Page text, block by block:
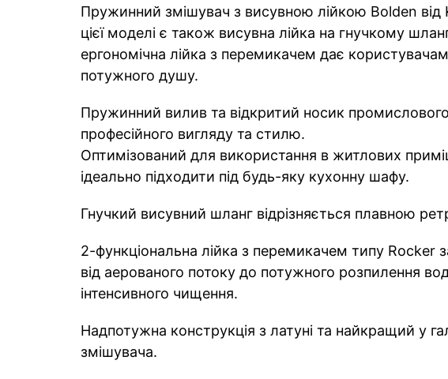
Пружинний змішувач з висувною лійкою Bolden
цієї моделі є також висувна лійка на гнучкому
ергономічна лійка з перемикачем дає
потужного душу.
Пружинний вилив та відкритий носик
професійного вигляду та стилю.
Оптимізований для використання в житлових
ідеально підходити під будь-яку кухонну шафу.
Гнучкий висувний шланг відрізняється плавною
2-функціональна лійка з перемикачем типу Rocker
від аерованого потоку до потужного розпилення
інтенсивного чищення.
Надпотужна конструкція з латуні та найкращий у
змішувача.